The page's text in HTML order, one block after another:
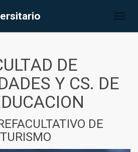
DE
Y CS. DE
DE
TURISMO